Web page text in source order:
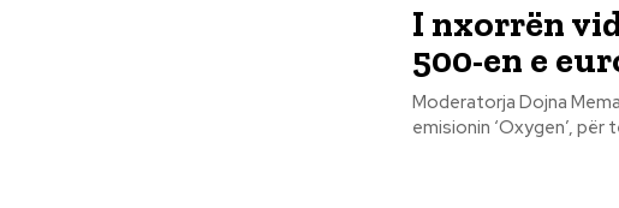
I nxorrën
500-en e
Moderatorja Dojna
emisionin ‘Oxygen’,